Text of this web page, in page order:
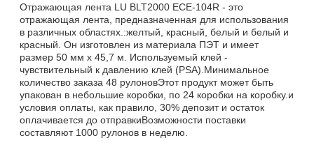
Отражающая лента LU BLT2000 ECE-104R - это
отражающая лента, предназначенная для использования
в различных областях.:желтый, красный, белый и белый и
красный. Он изготовлен из материала ПЭТ и имеет
размер 50 мм х 45,7 м. Используемый клей -
чувствительный к давлению клей (PSA).Минимальное
количество заказа 48 рулоновЭтот продукт может быть
упакован в небольшие коробки, по 24 коробки на коробку.и
условия оплаты, как правило, 30% депозит и остаток
оплачивается до отправкиВозможности поставки
составляют 1000 рулонов в неделю.